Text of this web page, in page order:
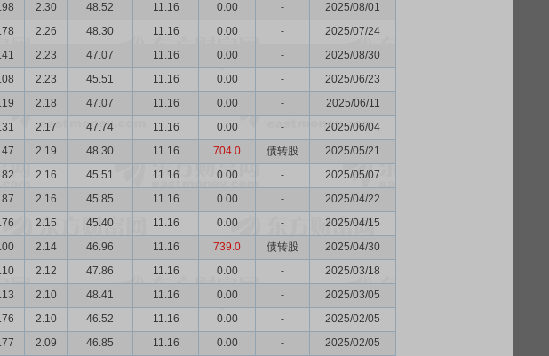
2.30 48.52 11.16 0.00 -
2025/08/01
2.26 48.30 11.16 0.00 -
2025/07/24
2.23 47.07 11.16 0.00 -
2025/08/30
2.23 45.51 11.16 0.00 -
2025/06/23
2.18 47.07 11.16 0.00 -
2025/06/11
2.17 47.74 11.16 0.00 -
2025/06/04
2.19 48.30 11.16 704.0 债转股
2025/05/21
2.16 45.51 11.16 0.00 -
2025/05/07
2.16 45.85 11.16 0.00 -
2025/04/22
2.15 45.40 11.16 0.00 -
2025/04/15
2.14 46.96 11.16 739.0 债转股
2025/04/30
2.12 47.86 11.16 0.00 -
2025/03/18
2.10 48.41 11.16 0.00 -
2025/03/05
2.10 46.52 11.16 0.00 -
2025/02/05
2.09 46.85 11.16 0.00 -
2025/02/05